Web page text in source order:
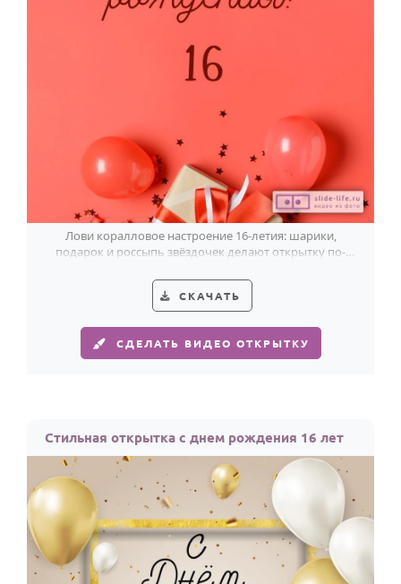
Лови коралловое настроение 16-летия: шарики,
подарок и россыпь звёздочек делают открытку по-
СКАЧАТЬ
СДЕЛАТЬ ВИДЕО ОТКРЫТКУ
Стильная открытка с днем рождения 16 лет